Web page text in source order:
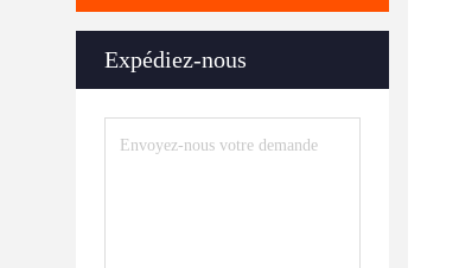
Expédiez-nous